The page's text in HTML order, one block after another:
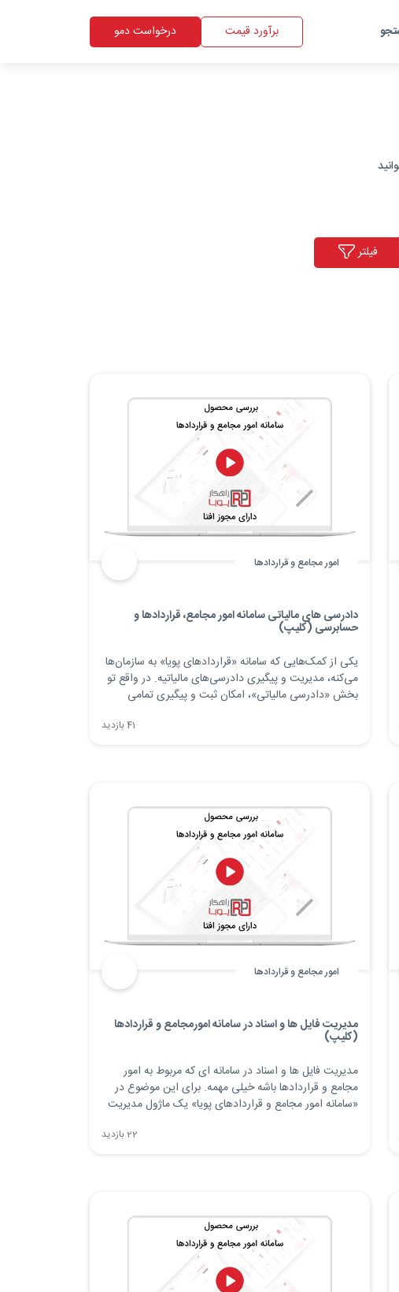
برآورد قیمت درخواست دمو
فیلتر
امور مجامع و قراردادها
دادرسی های مالیاتی سامانه امور مجامع، قراردادها و
حسابرسی (کلیپ)
یکی از کمک‌هایی که سامانه «قراردادهای پویا» به سازمان‌ها
می‌کنه، مدیریت و پیگیری دادرسی‌های مالیاتیه. در واقع تو
بخش «دادرسی مالیاتی»، امکان ثبت و پیگیری تمامی
مراحل رسیدگی به پرونده‌های مالیاتی، از زمان ابلاغ برگ
41 بازدید
امور مجامع و قراردادها
مدیریت فایل ها و اسناد در سامانه امورمجامع و قراردادها
(کلیپ)
مدیریت فایل ها و اسناد در سامانه ای که مربوط به امور
مجامع و قراردادها باشه خیلی مهمه. برای این موضوع در
«سامانه امور مجامع و قراردادهای پویا» یک ماژول مدیریت
22 بازدید